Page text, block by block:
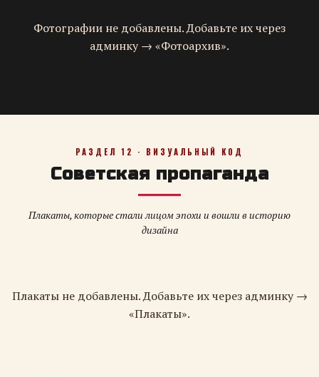
Фотографии не добавлены. Добавьте их через
админку → «Фотоархив».
РАЗДЕЛ 12 · ВИЗУАЛЬНЫЙ КОД
Советская пропаганда
Плакаты, которые стали лицом эпохи и вошли в историю
дизайна
Плакаты не добавлены. Добавьте их через админку →
«Плакаты».